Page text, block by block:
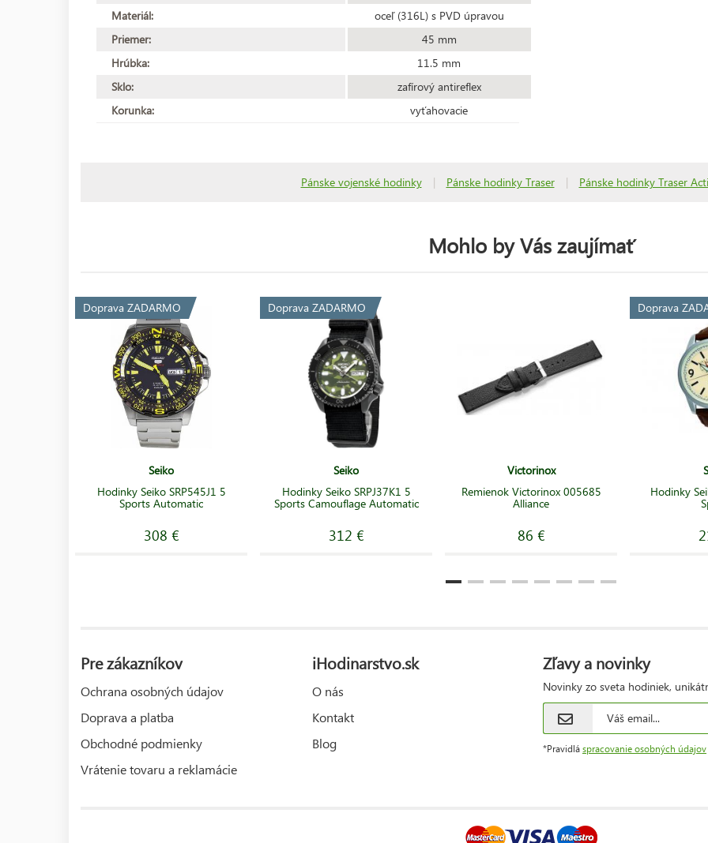
Materiál:
oceľ (316L) s PVD úpravou
Priemer:
45 mm
Hrúbka:
11.5 mm
Sklo:
zafírový antireflex
Korunka:
vyťahovacie
Pánske vojenské hodinky | Pánske hodinky Traser | Pánske hodinky Traser
Mohlo by Vás zaujímať
Doprava ZADARMO
Seiko
Hodinky Seiko SRP545J1 5
Sports Automatic
308 €
Doprava ZADARMO
Seiko
Hodinky Seiko SRPJ37K1 5
Sports Camouflage Automatic
312 €
Victorinox
Remienok Victorinox 005685
Alliance
86 €
Doprava
Hodinky
Pre zákazníkov
Ochrana osobných údajov
Doprava a platba
Obchodné podmienky
Vrátenie tovaru a reklamácie
iHodinarstvo.sk
O nás
Kontakt
Blog
Zľavy a novinky
Novinky zo sveta hodiniek,
*Pravidlá spracovanie osobných údajov